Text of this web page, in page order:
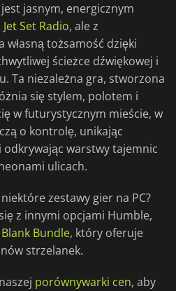
jest jasnym, energicznym
Jet Set Radio, ale z
tożsamość dzięki
ścieżce dźwiękowej i
Ta niezależna gra, stworzona
się stylem, polotem i
w futurystycznym mieście, w
o kontrolę, unikając
warstwy tajemnic
ulicach.
zestawy gier na PC?
z innymi opcjami Humble,
Bundle, który oferuje
strzelanek.
porównywarki cen, aby